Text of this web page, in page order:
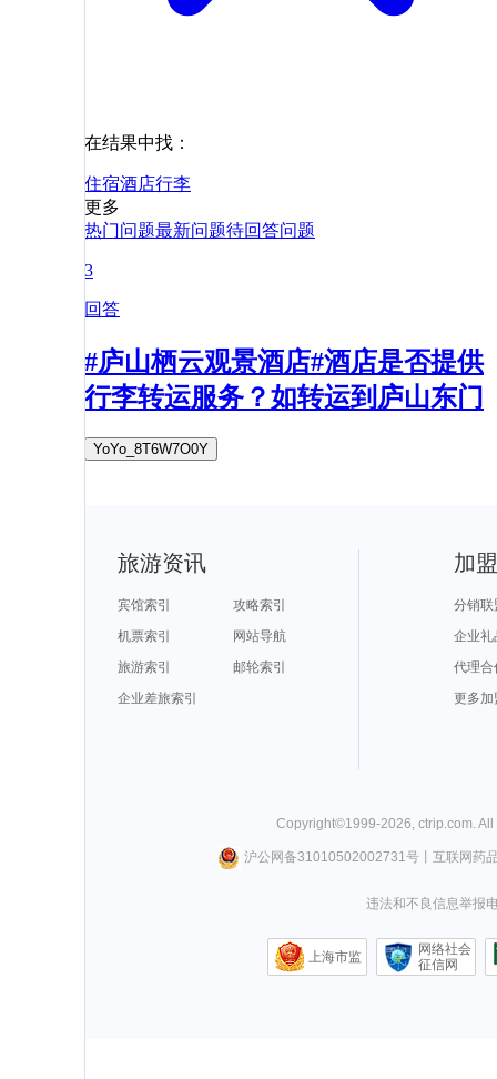
在结果中找：
住宿酒店行李
更多
热门问题最新问题待回答问题
3
回答
#庐山栖云观景酒店#酒店是否提供
行李转运服务？如转运到庐山东门
YoYo_8T6W7O0Y
旅游资讯
宾馆索引
攻略索引
机票索引
网站导航
旅游索引
邮轮索引
企业差旅索引
加
分销联
企业礼
代理合
更多加
Copyright©1999-2026 ctrip.com .
沪公网备31010502002731号丨 互联网药
违法和不良信息举报
上海市监
网络社会
征信网